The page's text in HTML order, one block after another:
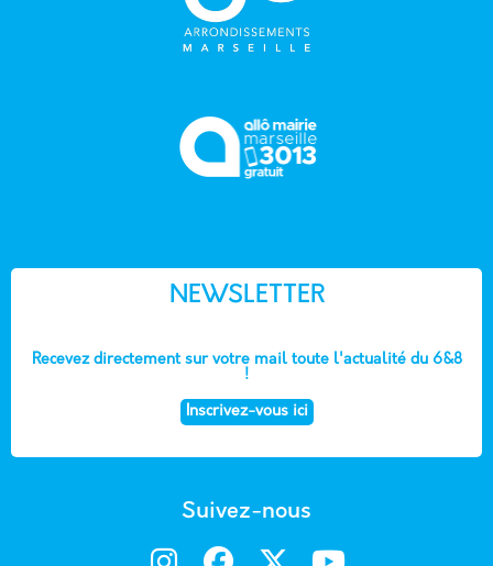
NEWSLETTER
Recevez directement sur votre mail toute l'actualité du 6&8
!
Inscrivez-vous ici
Suivez-nous